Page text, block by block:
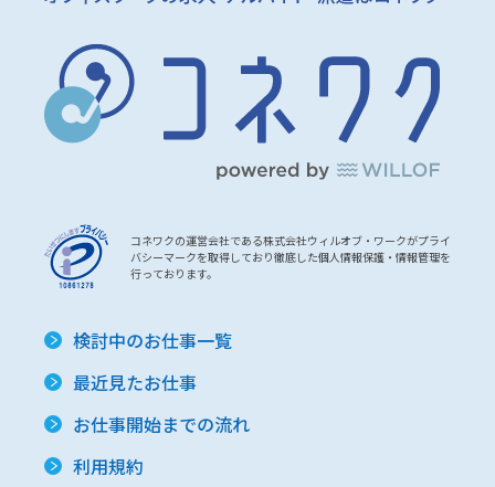
コネワクの運営会社である株式会社ウィルオブ・ワークがプライ
バシーマークを取得しており徹底した個人情報保護・情報管理を
行っております。
検討中のお仕事一覧
最近見たお仕事
お仕事開始までの流れ
利用規約